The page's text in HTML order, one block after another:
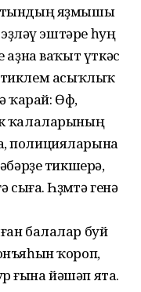
яҙмышы
эҙләү эштәре һуң
аҙна ваҡыт үткәс
тиклем асыҡлыҡ
ҡарай: Өфө,
ҡалаларының
полицияларына
тикшерә,
Һөҙөмтә генә
балалар буй
ҡороп,
ғына йәшәп ята.